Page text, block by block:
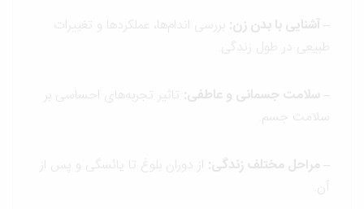
– آشنایی با بدن زن:بررسی اندام‌ها، عملکردها و تغییرات
طبیعی در طول زندگی.
– سلامت جسمانی و عاطفی:تاثیر تجربه‌های احساسی بر
سلامت جسم.
– مراحل مختلف زندگی:از دوران بلوغ تا یائسگی و پس از